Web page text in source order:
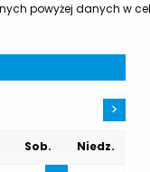
powyżej danych w
>
Sob.
Niedz.